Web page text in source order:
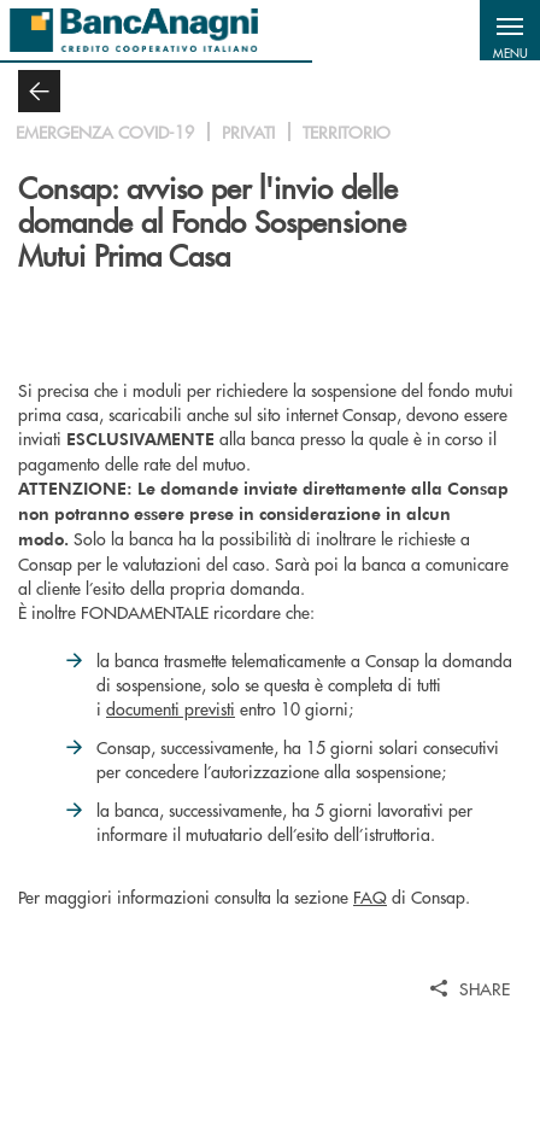
Salta al contenuto principale
MENU
EMERGENZA COVID-19 PRIVATI TERRITORIO
Consap: avviso per l'invio delle
domande al Fondo Sospensione
Mutui Prima Casa
Si precisa che i moduli per richiedere la sospensione del fondo mutui
prima casa, scaricabili anche sul sito internet Consap, devono essere
inviati ESCLUSIVAMENTE alla banca presso la quale è in corso il
pagamento delle rate del mutuo.
ATTENZIONE: Le domande inviate direttamente alla Consap
non potranno essere prese in considerazione in alcun
modo. Solo la banca ha la possibilità di inoltrare le richieste a
Consap per le valutazioni del caso. Sarà poi la banca a comunicare
al cliente l’esito della propria domanda.
È inoltre FONDAMENTALE ricordare che:
la banca trasmette telematicamente a Consap la domanda
di sospensione, solo se questa è completa di tutti
i documenti previsti entro 10 giorni;
Consap, successivamente, ha 15 giorni solari consecutivi
per concedere l’autorizzazione alla sospensione;
la banca, successivamente, ha 5 giorni lavorativi per
informare il mutuatario dell’esito dell’istruttoria.
Per maggiori informazioni consulta la sezione FAQ di Consap.
SHARE